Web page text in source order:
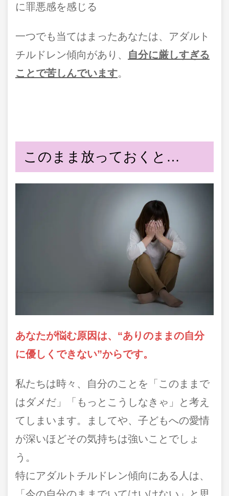
に罪悪感を感じる
一つでも当てはまったあなたは、アダルト
チルドレン傾向があり、 自分に厳しすぎる
ことで苦しんでいます。
このまま放っておくと…
あなたが悩む原因は、“ありのままの自分
に優しくできない”からです。
私たちは時々、自分のことを「このままで
はダメだ」「もっとこうしなきゃ」と考え
てしまいます。ましてや、子どもへの愛情
が深いほどその気持ちは強いことでしょ
う。
特にアダルトチルドレン傾向にある人は、